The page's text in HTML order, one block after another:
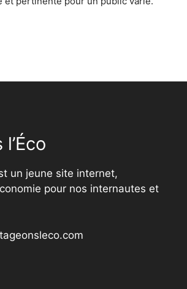
un jeune site internet,
pour nos internautes et